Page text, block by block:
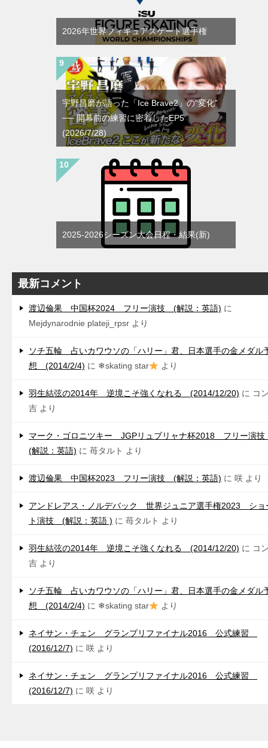
2026年世界フィギュアスケート選手権
宇野昌磨が語った「Ice Brave2」の“変化”
── 開幕前の練習に密着したEP5
(2026/7/28)
2025-2026シーズン大会日程・結果(新)
最新コメント
渡辺倫果 中国杯2024 フリー演技 (解説：英語) に
Mejdynarodnie plateji_rpsr より
ソチ五輪 占いカワウソの「ハリー」君、日本選手の金メダル
想 (2014/2/4) に ❄skating star より
羽生結弦の2014年 逆境こそ強くなれる (2014/12/20) に コ
吉 より
マーク・ゴロニツキー JGPリュブリャナ杯2018 フリー演
(解説：英語) に 苺タルト より
渡辺倫果 中国杯2023 フリー演技 (解説：英語) に 咲 より
アンドレアス・ノルデバック 世界ジュニア選手権2023 ショ
ト演技 (解説：英語 ) に 苺タルト より
羽生結弦の2014年 逆境こそ強くなれる (2014/12/20) に コ
吉 より
ソチ五輪 占いカワウソの「ハリー」君、日本選手の金メダル
想 (2014/2/4) に ❄skating star より
ネイサン・チェン グランプリファイナル2016 公式練習
(2016/12/7) に 咲 より
ネイサン・チェン グランプリファイナル2016 公式練習
(2016/12/7) に 咲 より